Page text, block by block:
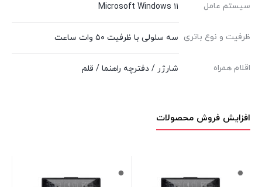
سیستم عامل Microsoft Windows ۱۱
ظرفیت و نوع باتری سه سلولی با ظرفیت ۵۰ وات ساعت
اقلام همراه شارژر / دفترچه راهنما / قلم
افزایش فروش محصولات